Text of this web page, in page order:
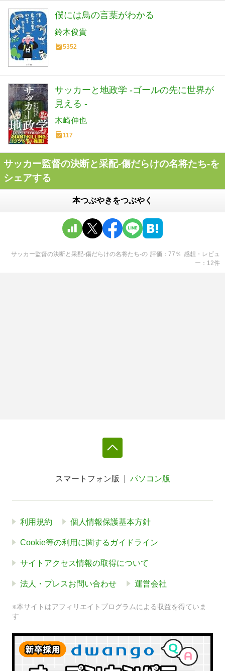
僕には鳥の言葉がわかる
鈴木俊貴
5352
サッカーと地政学 -ゴールの先に世界が
見える -
木崎伸也
117
サッカー監督の決断と采配-傷だらけの名将たち-を
シェアする
本つぶやきをつぶやく
サッカー監督の決断と采配-傷だらけの名将たち-の 評価 77 ％ 感想・レビュ
ー
12件
スマートフォン版 パソコン版
利用規約 個人情報保護基本方針
Cookie等の利用に関するガイドライン
サイトアクセス情報の取得について
法人・プレスお問い合わせ 運営会社
※本サイトはアフィリエイトプログラムによる収益を得ていま
す